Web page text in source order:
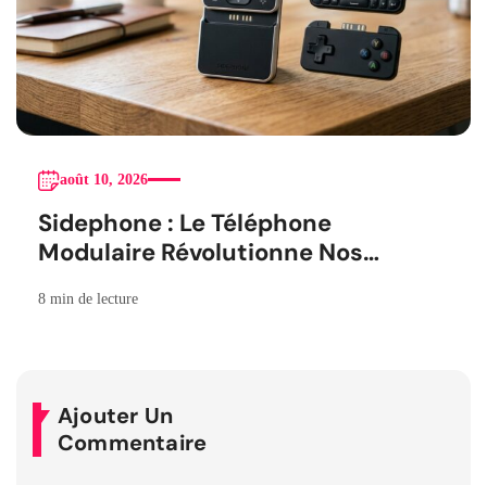
août 10, 2026
Sidephone : Le Téléphone
Modulaire Révolutionne Nos
8 min de lecture
Ajouter Un
Commentaire